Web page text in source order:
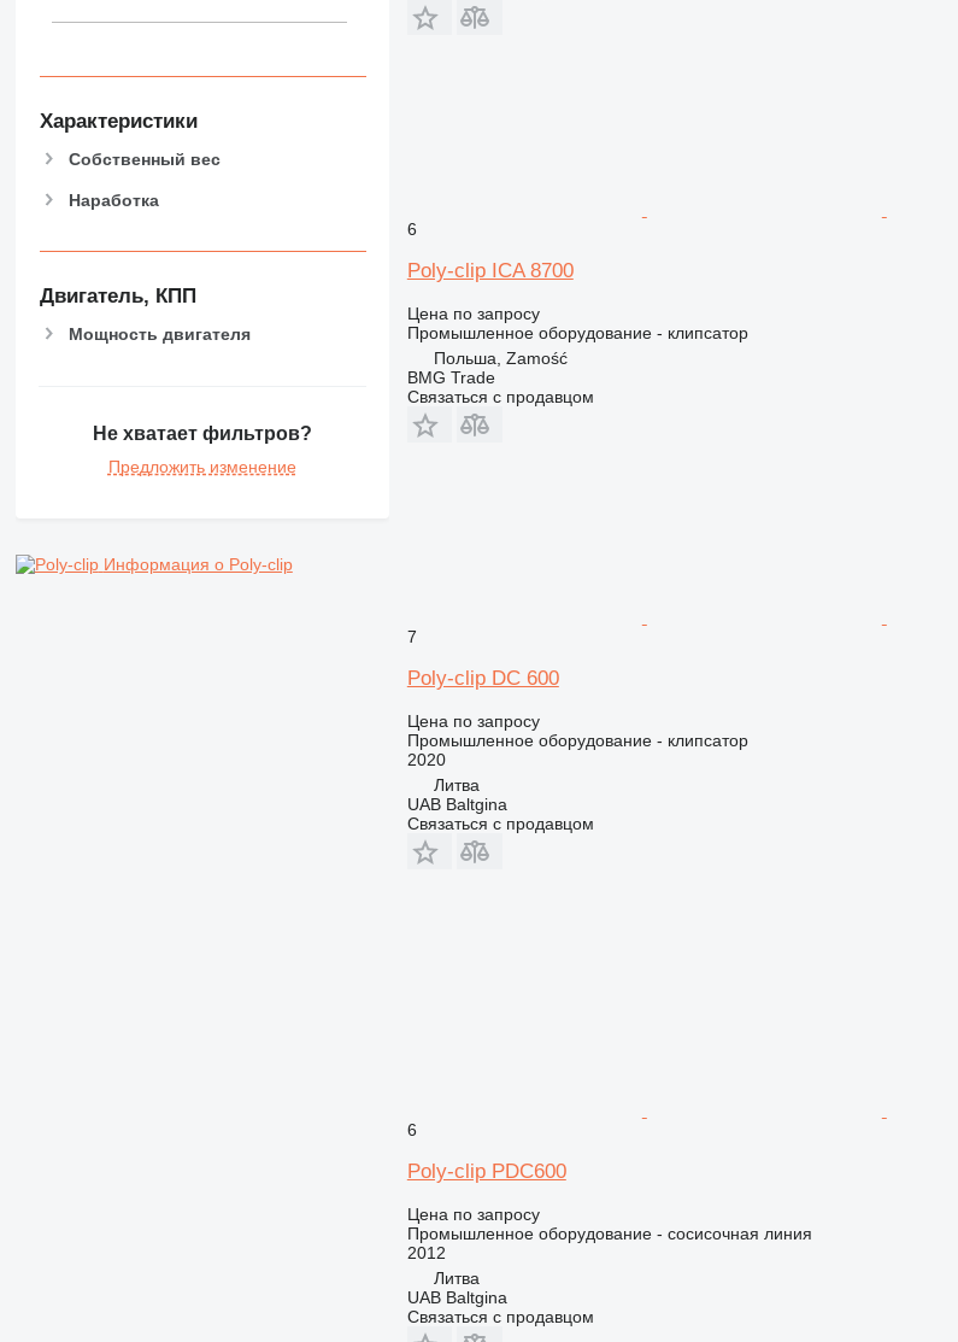
Характеристики
Собственный вес
Наработка
Двигатель, КПП
Мощность двигателя
Не хватает фильтров?
Предложить изменение
Информация о Poly-clip
6
Poly-clip ICA 8700
Цена по запросу
Промышленное оборудование - клипсатор
Польша, Zamość
BMG Trade
Связаться с продавцом
7
Poly-clip DC 600
Цена по запросу
Промышленное оборудование - клипсатор
2020
Литва
UAB Baltgina
Связаться с продавцом
6
Poly-clip PDC600
Цена по запросу
Промышленное оборудование - сосисочная линия
2012
Литва
UAB Baltgina
Связаться с продавцом